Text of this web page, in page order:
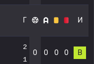
Г И
2
1
0 0 0 0 В